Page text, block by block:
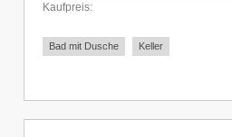
Kaufpreis:
Bad mit Dusche Keller